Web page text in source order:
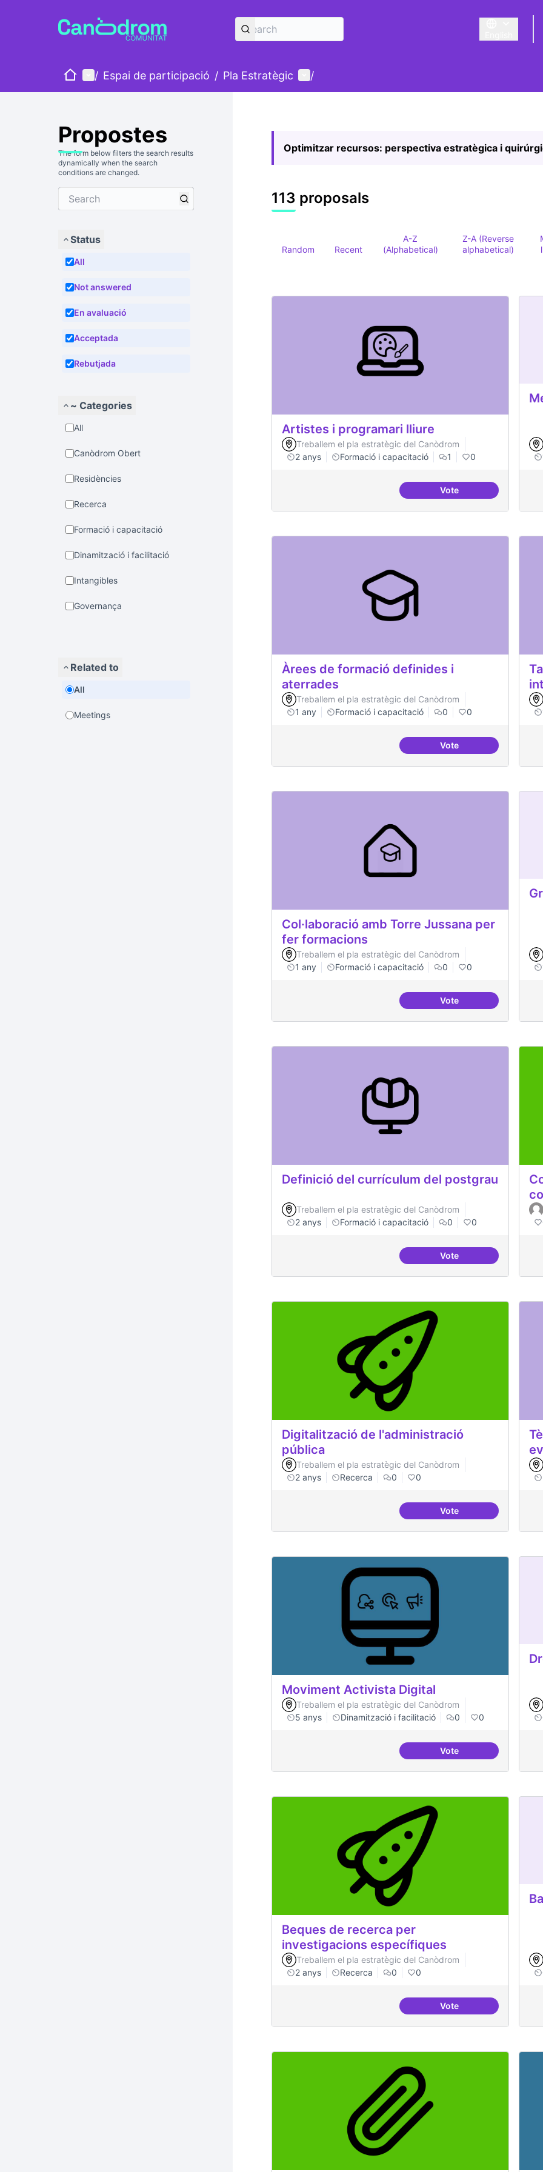
Triar la llengua
HomeMain menu
/ Espai de participació / Pla Estratègic User menu
/
Propostes
The form below filters the search results
dynamically when the search
conditions are changed.
Status
All
Not answered
En avaluació
Acceptada
Rebutjada
~ Categories
All
Canòdrom Obert
Residències
Recerca
Formació i capacitació
Dinamització i facilitació
Intangibles
Governança
Related to
All
Meetings
Optimitzar recursos: perspectiva estratègica i
113 proposals
Random Recent
A-Z
(Alphabetical)
Z-A (Reverse
alphabetical)
Artistes i programari lliure
Treballem el pla estratègic del Canòdrom
2 anys
Formació i capacitació 1 0
VoteArtistes i programari
Àrees de formació definides i
aterrades
Treballem el pla estratègic del Canòdrom
1 any
Formació i capacitació 0 0
VoteÀrees de formació
Col·laboració amb Torre Jussana per
fer formacions
Treballem el pla estratègic del Canòdrom
1 any
Formació i capacitació 0 0
VoteCol·laboració amb
Definició del currículum del postgrau
Treballem el pla estratègic del Canòdrom
2 anys
Formació i capacitació 0 0
VoteDefinició del
Digitalització de l'administració
pública
Treballem el pla estratègic del Canòdrom
2 anys
Recerca 0 0
VoteDigitalització de
Moviment Activista Digital
Treballem el pla estratègic del Canòdrom
5 anys
Dinamització i facilitació 0 0
VoteMoviment Activista
Beques de recerca per
investigacions específiques
Treballem el pla estratègic del Canòdrom
2 anys
Recerca 0 0
VoteBeques de recerca